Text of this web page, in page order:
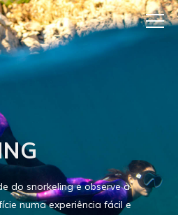
do snorkeling e observe a
numa experiência fácil e